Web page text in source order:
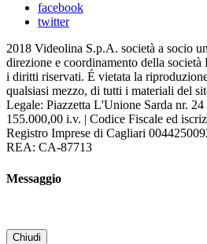
facebook
twitter
2018 Videolina S.p.A. società a socio
direzione e coordinamento della
i diritti riservati. É vietata la
qualsiasi mezzo, di tutti i materiali del
Legale: Piazzetta L'Unione Sarda nr. 24
155.000,00 i.v. | Codice Fiscale ed
Registro Imprese di Cagliari
REA: CA-87713
Messaggio
Chiudi